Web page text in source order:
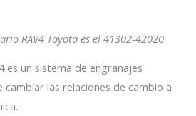
RAV4 Toyota es el 41302-42020
es un sistema de engranajes
las relaciones de cambio a